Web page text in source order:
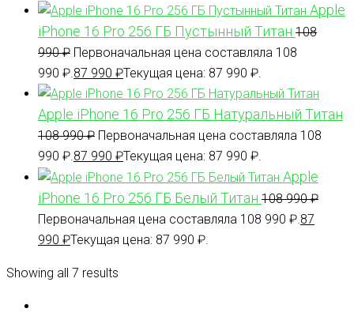
Apple
iPhone 16 Pro 256 ГБ Пустынный Титан 108
990₽ Первоначальная цена составляла 108
990 ₽. 87 990 ₽Текущая цена: 87 990 ₽.
Apple iPhone 16 Pro 256 ГБ Натуральный Титан
108 990₽ Первоначальная цена составляла 108
990 ₽. 87 990 ₽Текущая цена: 87 990 ₽.
Apple
iPhone 16 Pro 256 ГБ Белый Титан 108 990₽
Первоначальная цена составляла 108 990 ₽. 87
990 ₽Текущая цена: 87 990 ₽.
Showing all 7 results